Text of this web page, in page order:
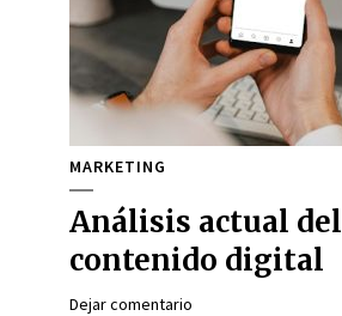
MARKETING
Análisis actual del
contenido digital
Dejar comentario